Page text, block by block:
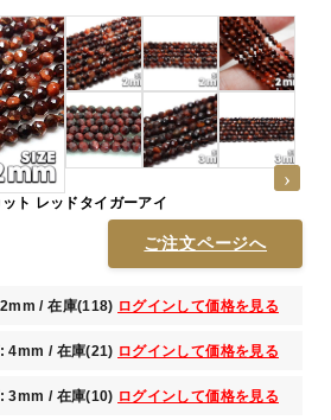
ト レッドタイガーアイ
ご注文ページへ
/ 在庫(118) ログインして価格を見る
4mm / 在庫(21) ログインして価格を見る
3mm / 在庫(10) ログインして価格を見る